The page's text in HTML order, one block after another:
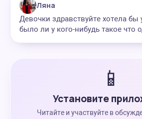
Ляна
Девочки здравствуйте хотела бы
было ли у кого-нибудь такое что
📱
Установите
Читайте и участвуйте в